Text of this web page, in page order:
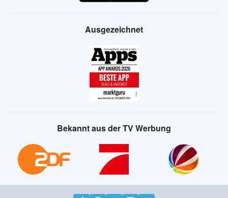
Ausgezeichnet
Bekannt aus der TV Werbung